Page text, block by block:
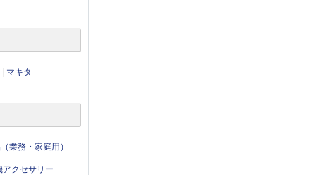
マキタ
業務・家庭用）
アクセサリー